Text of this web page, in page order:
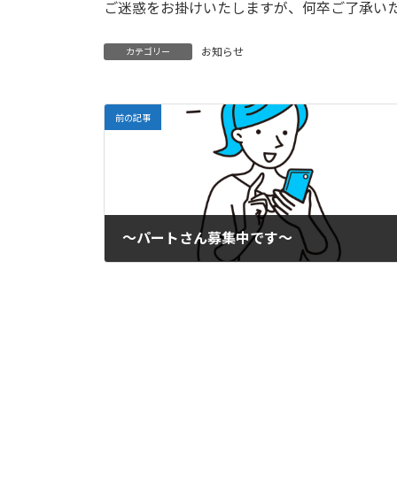
:
ご迷惑をお掛けいたしますが、何卒ご了承い
カテゴリー お知らせ
前の記事
～パートさん募集中です～